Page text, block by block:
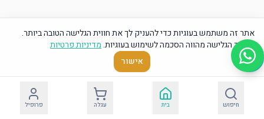
חיפוש בית עגלה פרופיל
אתר זה משתמש בעוגיות כדי להעניק לך את חווית הגלישה הטובה ביותר.
המשך הגלישה מהווה הסכמה לשימוש בעוגיות.מדיניות פרטיות
אישור